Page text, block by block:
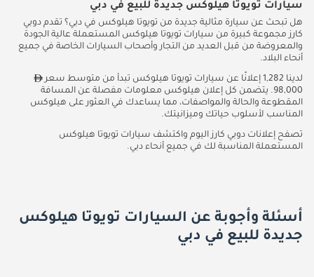
سيارات تويوتا هيلوكس جديدة للبيع في دبي
هل تبحث عن سيارة مثالية جديدة من تويوتا هيلوكس في دبي؟ تقدم دوبي
كارز مجموعة كبيرة من سيارات تويوتا هيلوكس المستعملة عالية الجودة
والمعروضة من قبل العديد من التجار وأصحاب السيارات الخاصة في جميع
أنحاء البلاد.
لدينا 1,282 إعلانًا عن سيارات تويوتا هيلوكس تبدأ من متوسط سعر
98,000. يتضمن كل إعلان هيلوكس معلومات مفصلة عن المسافة
المقطوعة والحالة والمواصفات، مما يساعدك في العثور على هيلوكس
المناسب لأسلوب حياتك وميزانيتك.
تصفح إعلانات دوبي كارز اليوم واكتشف سيارات تويوتا هيلوكس
المستعملة المناسبة لك في جميع أنحاء دبي.
أسئلة وأجوبة عن السيارات تويوتا هيلوكس
جديدة للبيع في دبي